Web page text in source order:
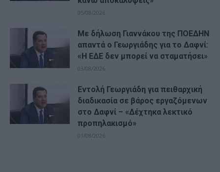
05/08/2026
Με δήλωση Γιαννάκου της ΠΟΕΔΗΝ
απαντά ο Γεωργιάδης για το Δαφνί:
«Η ΕΔΕ δεν μπορεί να σταματήσει»
03/08/2026
Εντολή Γεωργιάδη για πειθαρχική
διαδικασία σε βάρος εργαζόμενων
στο Δαφνί – «Δέχτηκα λεκτικό
προπηλακισμό»
01/08/2026